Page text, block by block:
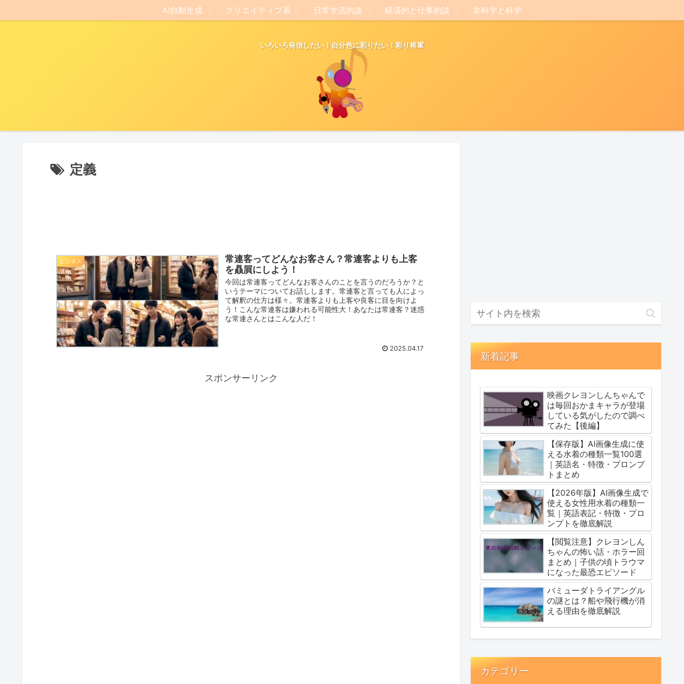
いろいろ発信したい！自分色に彩りたい！彩り将軍
AI自動生成 クリエイティブ系 日常生活的談 経済的と仕事的談 非科学と科学
定義
ビジネス
常連客ってどんなお客さん？常連客よりも上客
を贔屓にしよう！
今回は常連客ってどんなお客さんのことを言うのだろうか？と
いうテーマについてお話しします。常連客と言っても人によっ
て解釈の仕方は様々。常連客よりも上客や良客に目を向けよ
う！こんな常連客は嫌われる可能性大！あなたは常連客？迷惑
な常連さんとはこんな人だ！
2025.04.17
スポンサーリンク
新着記事
映画クレヨンしんちゃんで
は毎回おかまキャラが登場
している気がしたので調べ
てみた【後編】
【保存版】AI画像生成に使
える水着の種類一覧100選
｜英語名・特徴・プロンプ
トまとめ
【2026年版】AI画像生成で
使える女性用水着の種類一
覧｜英語表記・特徴・プロ
ンプトを徹底解説
【閲覧注意】クレヨンしん
ちゃんの怖い話・ホラー回
まとめ｜子供の頃トラウマ
になった最恐エピソード
バミューダトライアングル
の謎とは？船や飛行機が消
える理由を徹底解説
カテゴリー